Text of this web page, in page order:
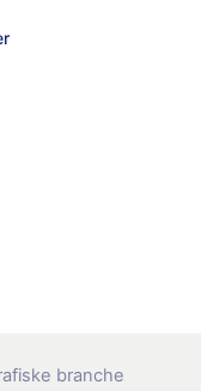
branche